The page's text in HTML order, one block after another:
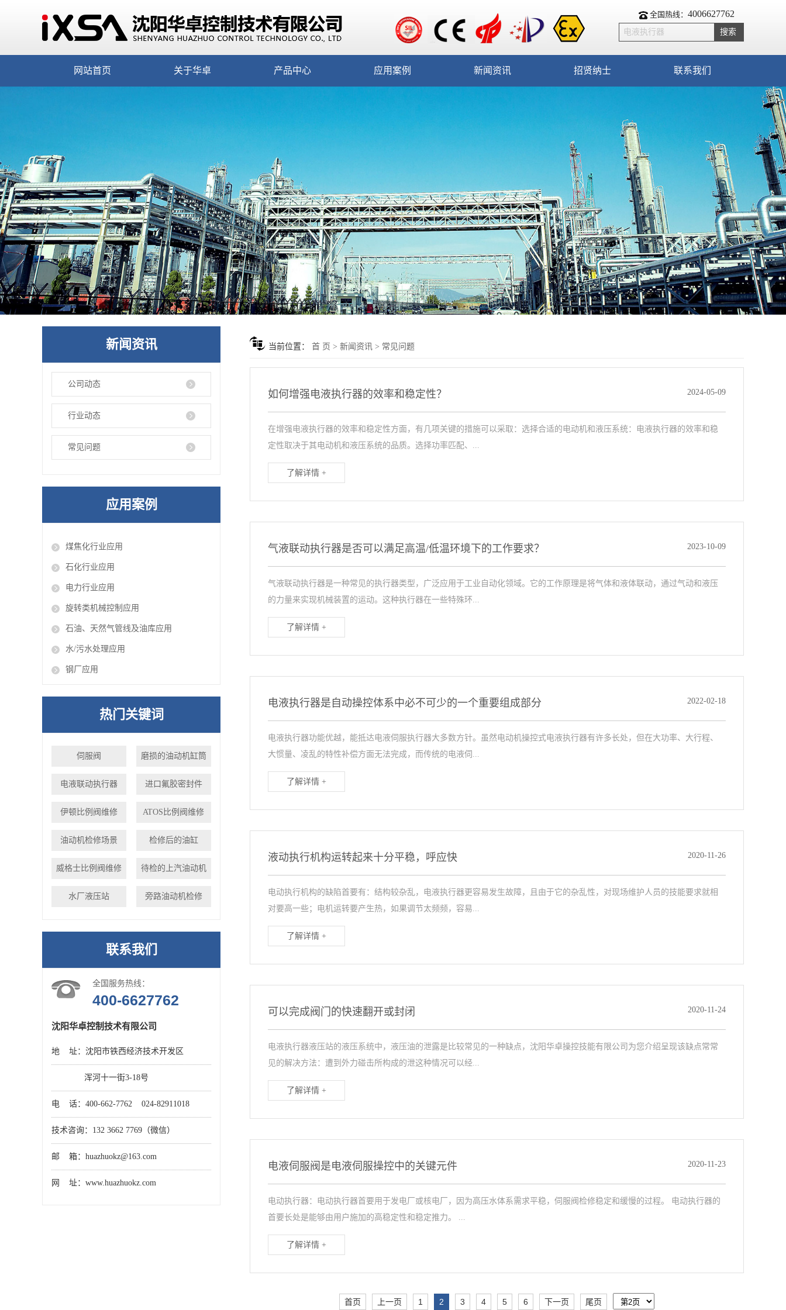
全国热线： 4006627762
网站首页 关于华卓 产品中心 应用案例 新闻资讯 招贤纳士 联系我们
新闻资讯
公司动态
行业动态
常见问题
应用案例
煤焦化行业应用
石化行业应用
电力行业应用
旋转类机械控制应用
石油、天然气管线及油库应用
水/污水处理应用
钢厂应用
热门关键词
伺服阀 磨损的油动机缸筒
电液联动执行器 进口氟胶密封件
伊顿比例阀维修 ATOS比例阀维修
油动机检修场景 检修后的油缸
威格士比例阀维修 待检的上汽油动机
水厂液压站 旁路油动机检修
联系我们
全国服务热线：
400-6627762
沈阳华卓控制技术有限公司
地 址：沈阳市铁西经济技术开发区
浑河十一街3-18号
电 话：400-662-7762 024-82911018
技术咨询：132 3662 7769（微信）
邮 箱：huazhuokz@163.com
网 址：www.huazhuokz.com
当前位置： 首 页 > 新闻资讯 > 常见问题
如何增强电液执行器的效率和稳定性？ 2024-05-09
在增强电液执行器的效率和稳定性方面，有几项关键的措施可以采取：选择合适的电动机和液压系统：电液执行器的效率和稳
定性取决于其电动机和液压系统的品质。选择功率匹配、...
了解详情 +
气液联动执行器是否可以满足高温/低温环境下的工作要求？ 2023-10-09
气液联动执行器是一种常见的执行器类型，广泛应用于工业自动化领域。它的工作原理是将气体和液体联动，通过气动和液压
的力量来实现机械装置的运动。这种执行器在一些特殊环...
了解详情 +
电液执行器是自动操控体系中必不可少的一个重要组成部分 2022-02-18
电液执行器功能优越，能抵达电液伺服执行器大多数方针。虽然电动机操控式电液执行器有许多长处，但在大功率、大行程、
大惯量、凌乱的特性补偿方面无法完成，而传统的电液伺...
了解详情 +
液动执行机构运转起来十分平稳，呼应快 2020-11-26
电动执行机构的缺陷首要有：结构较杂乱，电液执行器更容易发生故障，且由于它的杂乱性，对现场维护人员的技能要求就相
对要高一些；电机运转要产生热，如果调节太频频，容易...
了解详情 +
可以完成阀门的快速翻开或封闭 2020-11-24
电液执行器液压站的液压系统中，液压油的泄露是比较常见的一种缺点，沈阳华卓操控技能有限公司为您介绍呈现该缺点常常
见的解决方法：遭到外力碰击所构成的泄这种情况可以经...
了解详情 +
电液伺服阀是电液伺服操控中的关键元件 2020-11-23
电动执行器：电动执行器首要用于发电厂或核电厂，因为高压水体系需求平稳，伺服阀检修稳定和缓慢的过程。 电动执行器的
首要长处是能够由用户施加的高稳定性和稳定推力。 ...
了解详情 +
首页 上一页 1 2 3 4 5 6 下一页 尾页